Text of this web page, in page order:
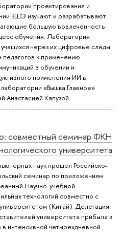
проектирования и
ВШЭ изучают и разрабатывают
большую вовлеченность
обучения. Лаборатория
через их цифровые следы
к применению
в обучении и
применения ИИ в
«Вышка.Главное»
Анастасией Капузой.
совместный семинар ФКН
университета
наук прошел Российско-
семинар по приложениям
Научно-учебной
технологий совместно с
(Китай). Делегация
университета прибыла в
интенсивной четырехдневной